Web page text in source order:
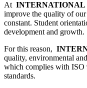
At INTERNATIONAL
improve the quality of
constant. Student
development and growth.
For this reason,
quality, environmental
which complies with ISO
standards.